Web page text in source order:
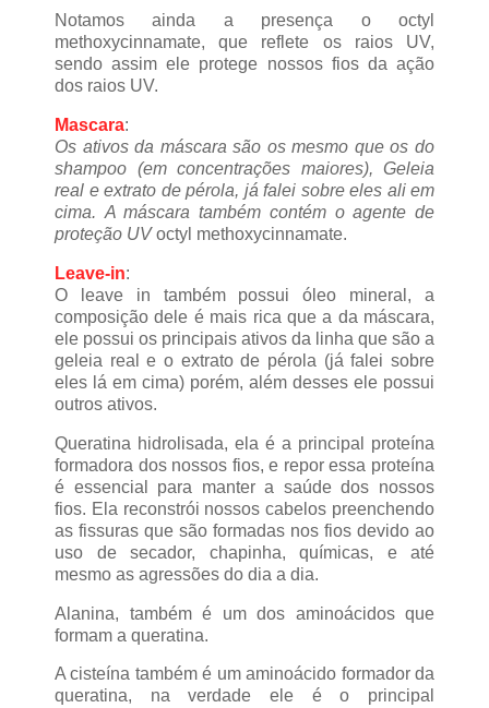
Notamos ainda a presença o octyl
methoxycinnamate, que reflete os raios UV,
sendo assim ele protege nossos fios da ação
dos raios UV.
Mascara:
Os ativos da máscara são os mesmo que os do
shampoo (em concentrações maiores), Geleia
real e extrato de pérola, já falei sobre eles ali em
cima. A máscara também contém o agente de
proteção UVoctyl methoxycinnamate.
Leave-in:
O leave in também possui óleo mineral, a
composição dele é mais rica que a da máscara,
ele possui os principais ativos da linha que são a
geleia real e o extrato de pérola (já falei sobre
eles lá em cima) porém, além desses ele possui
outros ativos.
Queratina hidrolisada, ela é a principal proteína
formadora dos nossos fios, e repor essa proteína
é essencial para manter a saúde dos nossos
fios. Ela reconstrói nossos cabelos preenchendo
as fissuras que são formadas nos fios devido ao
uso de secador, chapinha, químicas, e até
mesmo as agressões do dia a dia.
Alanina, também é um dos aminoácidos que
formam a queratina.
A cisteína também é um aminoácido formador da
queratina, na verdade ele é o principal